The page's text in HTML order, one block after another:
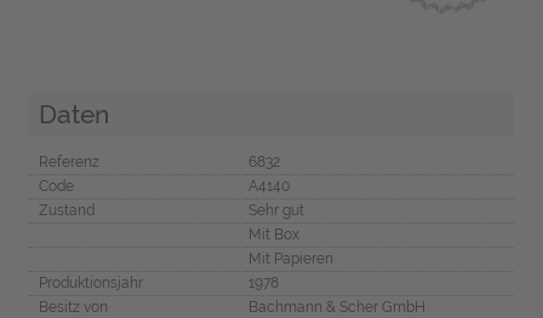
Daten
Referenz
6832
Code
A4140
Zustand
Sehr gut
Mit Box
Mit Papieren
Produktionsjahr
1978
Besitz von
Bachmann & Scher GmbH